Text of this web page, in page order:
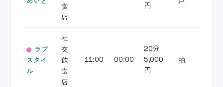
食
店
円
ラブ
スタイ
ル
社
交
飲
食
店
11:00 00:00
20分
5,000
円
柏